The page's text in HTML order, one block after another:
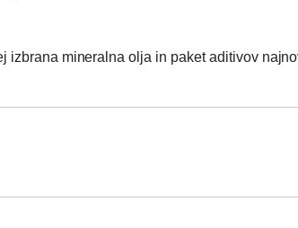
izbrana mineralna olja in paket aditivov